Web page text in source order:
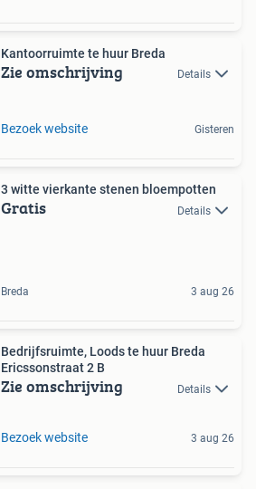
Kantoorruimte te huur Breda
Zie omschrijving Details
Bezoek website Gisteren
3 witte vierkante stenen bloempotten
Gratis Details
Breda 3 aug 26
Bedrijfsruimte, Loods te huur Breda
Ericssonstraat 2 B
Zie omschrijving Details
Bezoek website 3 aug 26